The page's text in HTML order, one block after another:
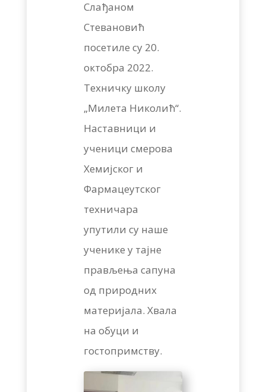
Слађаном
Стевановић
посетиле су 20.
октобра 2022.
Техничку школу
„Милета Николић“.
Наставници и
ученици смерова
Хемијског и
Фармацеутског
техничара
упутили су наше
ученике у тајне
прављења сапуна
од природних
материјала. Хвала
на обуци и
гостопримству.